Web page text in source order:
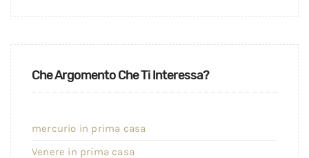
Che Argomento Che Ti Interessa?
mercurio in prima casa
Venere in prima casa